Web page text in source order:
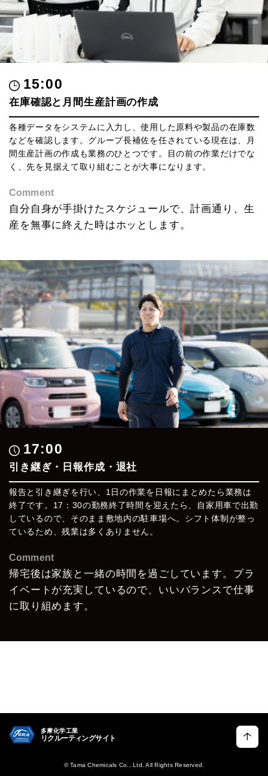
15:00
在庫確認と月間生産計画の作成
各種データをシステムに入力し、使用した原料や製品の在庫数
などを確認します。グループ長補佐を任されている現在は、月
間生産計画の作成も業務のひとつです。目の前の作業だけでな
く、先を見据えて取り組むことが大事になります。
Comment
自分自身が手掛けたスケジュールで、計画通り、生
産を無事に終えた時はホッとします。
17:00
引き継ぎ・日報作成・退社
報告と引き継ぎを行い、1日の作業を日報にまとめたら業務は
終了です。17：30の勤務終了時間を迎えたら、自家用車で出勤
しているので、そのまま敷地内の駐車場へ。シフト体制が整っ
ているため、残業は多くありません。
Comment
帰宅後は家族と一緒の時間を過ごしています。プラ
イベートが充実しているので、 いいバランスで仕事
に取り組めます。
多摩化学工業
リクルーティングサイト
© Tama Chemicals Co., Ltd. All Rights Reserved.